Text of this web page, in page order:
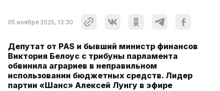
05 ноября 2025, 13:30
Депутат от PAS и бывший министр финансов
Виктория Белоус с трибуны парламента
обвинила аграриев в неправильном
использовании бюджетных средств. Лидер
партии «Шанс» Алексей Лунгу в эфире